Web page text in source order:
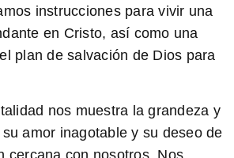
instrucciones para vivir una
en Cristo, así como una
plan de salvación de Dios para
nos muestra la grandeza y
amor inagotable y su deseo de
cercana con nosotros. Nos